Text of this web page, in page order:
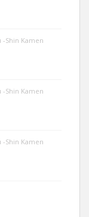
-Shin Kamen
-Shin Kamen
-Shin Kamen